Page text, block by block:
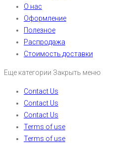
О нас
Оформление
Полезное
Распродажа
Стоимость доставки
Еще категории Закрыть меню
Contact Us
Contact Us
Contact Us
Terms of use
Terms of use